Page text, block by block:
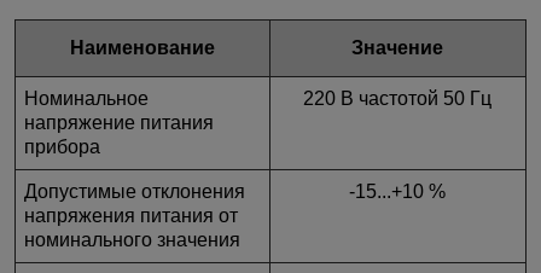
Наименование Значение
Номинальное
напряжение питания
прибора
220 В частотой 50 Гц
Допустимые отклонения
напряжения питания от
номинального значения
-15...+10 %